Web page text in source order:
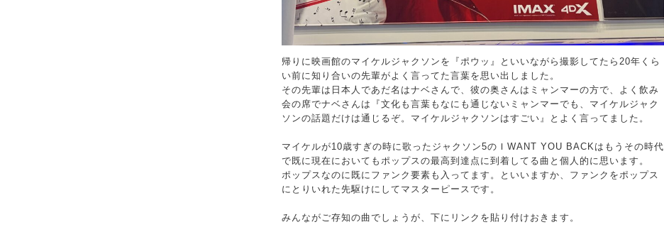
帰りに映画館のマイケルジャクソンを『ポウッ』といいながら撮影してたら20年くら
い前に知り合いの先輩がよく言ってた言葉を思い出しました。
その先輩は日本人であだ名はナベさんで、彼の奥さんはミャンマーの方で、よく飲み
会の席でナベさんは『文化も言葉もなにも通じないミャンマーでも、マイケルジャク
ソンの話題だけは通じるぞ。マイケルジャクソンはすごい』とよく言ってました。
マイケルが10歳すぎの時に歌ったジャクソン5のＩWANT YOU BACKはもうその時代
で既に現在においてもポップスの最高到達点に到着してる曲と個人的に思います。
ポップスなのに既にファンク要素も入ってます。といいますか、ファンクをポップス
にとりいれた先駆けにしてマスターピースです。
みんながご存知の曲でしょうが、下にリンクを貼り付けおきます。